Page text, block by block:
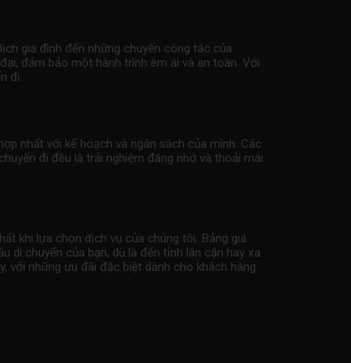
gia đình đến những chuyến công tác của
đảm bảo một hành trình êm ái và an toàn. Với
đi.
nhất với kế hoạch và ngân sách của mình. Các
đi đều là trải nghiệm đáng nhớ và thoải mái
khi lựa chọn dịch vụ của chúng tôi. Bảng giá
di chuyển của bạn, dù là đến tỉnh lân cận hay xa
với những ưu đãi đặc biệt dành cho khách hàng